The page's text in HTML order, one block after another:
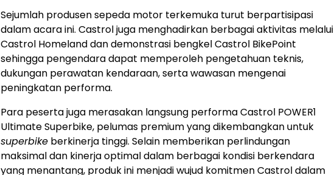
Sejumlah produsen sepeda motor terkemuka turut berpartisipasi
dalam acara ini. Castrol juga menghadirkan berbagai aktivitas melalui
Castrol Homeland dan demonstrasi bengkel Castrol BikePoint
sehingga pengendara dapat memperoleh pengetahuan teknis,
dukungan perawatan kendaraan, serta wawasan mengenai
peningkatan performa.
Para peserta juga merasakan langsung performa Castrol POWER1
Ultimate Superbike, pelumas premium yang dikembangkan untuk
superbike berkinerja tinggi. Selain memberikan perlindungan
maksimal dan kinerja optimal dalam berbagai kondisi berkendara
yang menantang, produk ini menjadi wujud komitmen Castrol dalam